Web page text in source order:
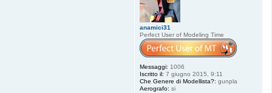
r
4
anamici31
Perfect User of Modeling Time
Messaggi: 1006
Iscritto il: 7 giugno 2015, 9:11
Che Genere di Modellista?: gunpla
Aerografo: si